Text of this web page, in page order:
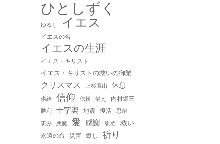
ひとしずく
ゆるし イエス
イエスの名
イエスの生涯
イエス・キリスト
イエス・キリストの救いの御業
クリスマス 上杉鷹山 休息
供給 信仰 信頼 備え 内村鑑三
勝利 十字架 地震 復活 忍耐
恵み 悪魔 愛 感謝 慰め 救い
永遠の命 災害 癒し 祈り